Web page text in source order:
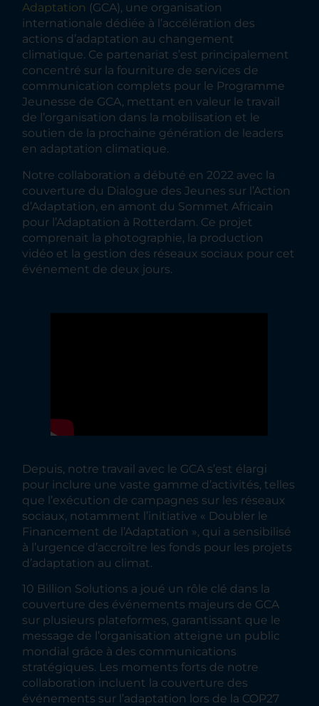
Adaptation (GCA), une organisation
internationale dédiée à l’accélération des
actions d’adaptation au changement
climatique. Ce partenariat s’est principalement
concentré sur la fourniture de services de
communication complets pour le Programme
Jeunesse de GCA, mettant en valeur le travail
de l’organisation dans la mobilisation et le
soutien de la prochaine génération de leaders
en adaptation climatique.
Notre collaboration a débuté en 2022 avec la
couverture du Dialogue des Jeunes sur l’Action
d’Adaptation, en amont du Sommet Africain
pour l’Adaptation à Rotterdam. Ce projet
comprenait la photographie, la production
vidéo et la gestion des réseaux sociaux pour cet
événement de deux jours.
Depuis, notre travail avec le GCA s’est élargi
pour inclure une vaste gamme d’activités, telles
que l’exécution de campagnes sur les réseaux
sociaux, notamment l’initiative « Doubler le
Financement de l’Adaptation », qui a sensibilisé
à l’urgence d’accroître les fonds pour les projets
d’adaptation au climat.
10 Billion Solutions a joué un rôle clé dans la
couverture des événements majeurs de GCA
sur plusieurs plateformes, garantissant que le
message de l’organisation atteigne un public
mondial grâce à des communications
stratégiques. Les moments forts de notre
collaboration incluent la couverture des
événements sur l’adaptation lors de la COP27